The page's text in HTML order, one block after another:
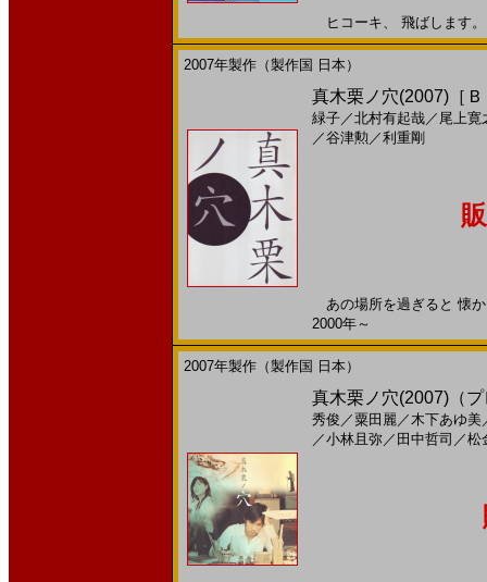
ヒコーキ、 飛ばします
2007年製作（製作国 日本）
真木栗ノ穴(2007)［
緑子／北村有起哉／ 尾上寛
／谷津勲 ／利重剛
あの場所を過ぎると 懐
2000年～
2007年製作（製作国 日本）
真木栗ノ穴(2007)（
秀俊 ／粟田麗／木下あゆ美
／小林且弥／ 田中哲司 ／松